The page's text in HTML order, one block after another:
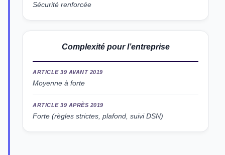
Sécurité renforcée
Complexité pour l’entreprise
ARTICLE 39 AVANT 2019
Moyenne à forte
ARTICLE 39 APRÈS 2019
Forte (règles strictes, plafond, suivi DSN)